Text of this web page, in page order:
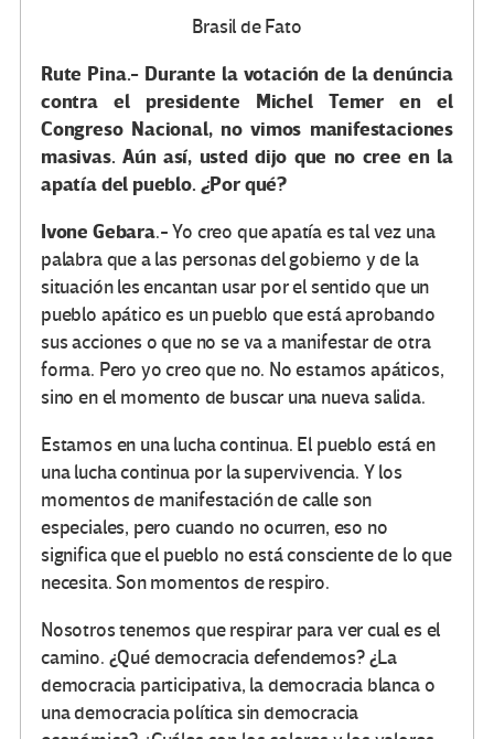
Brasil de Fato
Rute Pina.- Durante la votación de la denúncia
contra el presidente Michel Temer en el
Congreso Nacional, no vimos manifestaciones
masivas. Aún así, usted dijo que no cree en la
apatía del pueblo. ¿Por qué?
Ivone Gebara.- Yo creo que apatía es tal vez una
palabra que a las personas del gobierno y de la
situación les encantan usar por el sentido que un
pueblo apático es un pueblo que está aprobando
sus acciones o que no se va a manifestar de otra
forma. Pero yo creo que no. No estamos apáticos,
sino en el momento de buscar una nueva salida.
Estamos en una lucha continua. El pueblo está en
una lucha continua por la supervivencia. Y los
momentos de manifestación de calle son
especiales, pero cuando no ocurren, eso no
significa que el pueblo no está consciente de lo que
necesita. Son momentos de respiro.
Nosotros tenemos que respirar para ver cual es el
camino. ¿Qué democracia defendemos? ¿La
democracia participativa, la democracia blanca o
una democracia política sin democracia